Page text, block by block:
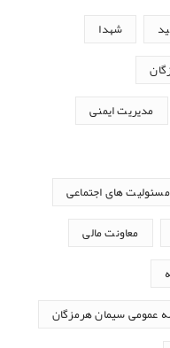
شهدا
مدیریت ایمنی
مسئولیت های اجتماعی
معاونت مالی
عمومی سیمان هرمزگان